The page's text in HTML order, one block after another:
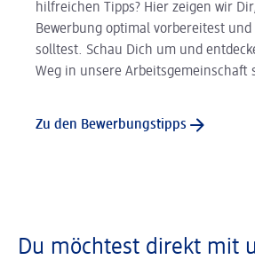
hilfreichen Tipps? Hier zeigen wir
Bewerbung optimal vorbereitest und
solltest. Schau Dich um und
Weg in unsere Arbeitsgemeinschaft
Zu den Bewerbungstipps
Du möchtest direkt mit